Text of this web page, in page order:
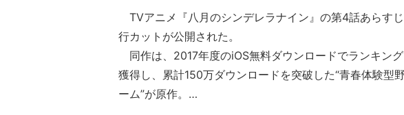
TVアニメ『八月のシンデレラナイン』の第4話あらす
行カットが公開された。
同作は、2017年度のiOS無料ダウンロードでランキング
獲得し、累計150万ダウンロードを突破した“青春体験型
ーム”が原作。